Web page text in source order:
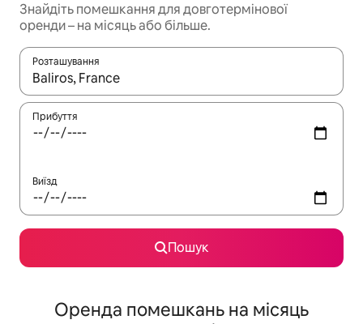
Знайдіть помешкання для довготермінової
оренди – на місяць або більше.
Розташування
Отримавши результати пошуку, використовуйте для
Прибуття
Виїзд
Пошук
Оренда помешкань на місяць